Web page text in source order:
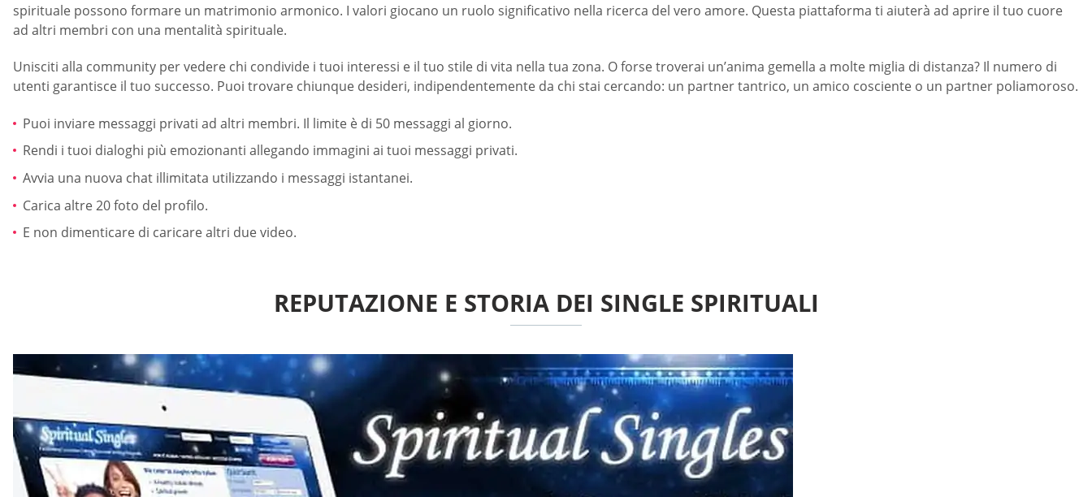
spirituale possono formare un matrimonio armonico. I valori giocano un ruolo significativo nella ricerca del vero amore. Questa piattaforma ti aiuterà ad aprire il tuo cuore
ad altri membri con una mentalità spirituale.
Unisciti alla community per vedere chi condivide i tuoi interessi e il tuo stile di vita nella tua zona. O forse troverai un’anima gemella a molte miglia di distanza? Il numero di
utenti garantisce il tuo successo. Puoi trovare chiunque desideri, indipendentemente da chi stai cercando: un partner tantrico, un amico cosciente o un partner poliamoroso.
Puoi inviare messaggi privati ad altri membri. Il limite è di 50 messaggi al giorno.
Rendi i tuoi dialoghi più emozionanti allegando immagini ai tuoi messaggi privati.
Avvia una nuova chat illimitata utilizzando i messaggi istantanei.
Carica altre 20 foto del profilo.
E non dimenticare di caricare altri due video.
REPUTAZIONE E STORIA DEI SINGLE SPIRITUALI